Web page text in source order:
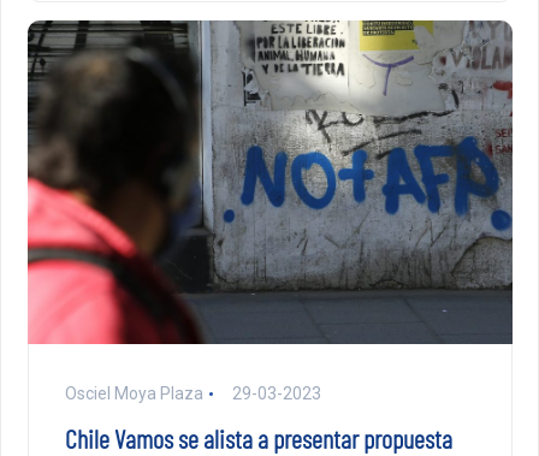
Osciel Moya Plaza 29-03-2023
Chile Vamos se alista a presentar propuesta